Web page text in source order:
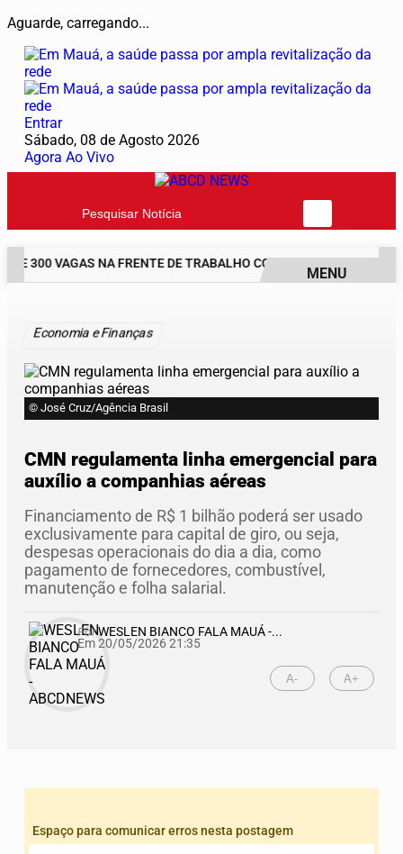
Aguarde, carregando...
Entrar
Sábado, 08 de Agosto 2026
Agora Ao Vivo
Pesquisar Notícia
300 VAGAS NA FRENTE DE TRABALHO COM BOLSA DE UM
MENU
Economia e Finanças
© José Cruz/Agência Brasil
CMN regulamenta linha emergencial para
auxílio a companhias aéreas
Financiamento de R$ 1 bilhão poderá ser usado
exclusivamente para capital de giro, ou seja,
despesas operacionais do dia a dia, como
pagamento de fornecedores, combustível,
manutenção e folha salarial.
PorWESLEN BIANCO FALA MAUÁ -...
Em 20/05/2026 21:35
A- A+
Espaço para comunicar erros nesta postagem